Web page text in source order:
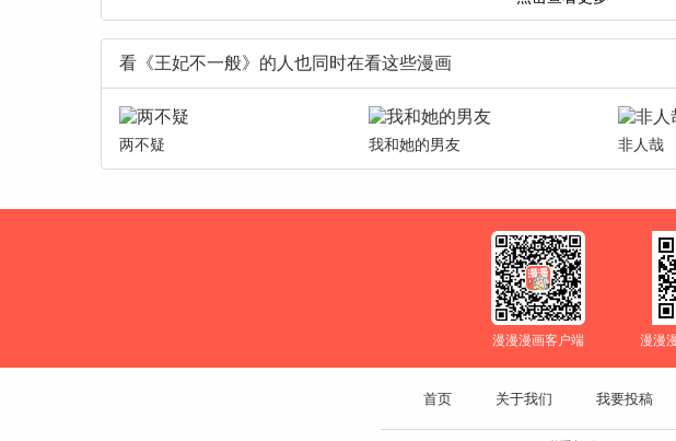
看《王妃不一般》的人也同时在看这些漫画
两不疑 我和她的男友 非人哉
漫漫漫画客户端 漫漫
首页 关于我们 我要投稿